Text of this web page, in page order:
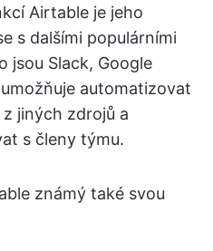
Airtable je jeho
s dalšími populárními
jsou Slack, Google
automatizovat
jiných zdrojů a
s členy týmu.
známý také svou